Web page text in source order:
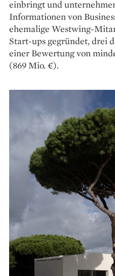
einbringt und
Informationen von
ehemalige Westwing-
Start-ups gegründet, drei
einer Bewertung von
(869 Mio. €).